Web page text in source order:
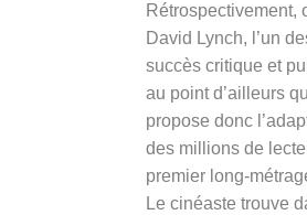
Rétrospectivement,
David Lynch, l’un
succès critique et
au point d’ailleurs
propose donc
des millions de
premier long-
Le cinéaste trouve